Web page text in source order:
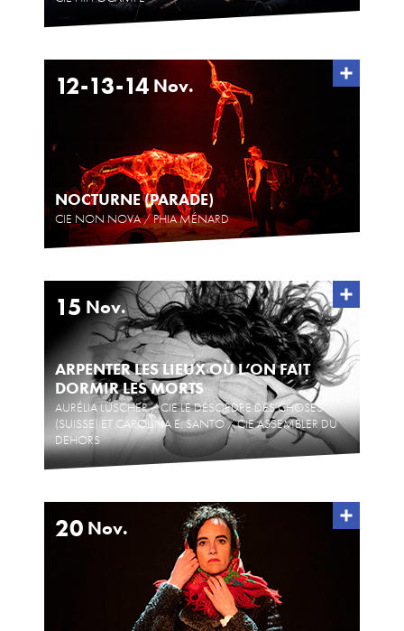
12-13-14 Nov.
NOCTURNE (PARADE)
CIE NON NOVA / PHIA MÉNARD
15 Nov.
ARPENTER LES LIEUX OÙ L’ON FAIT
DORMIR LES MORTS
AURÉLIA LÜSCHER / CIE LE DÉSORDRE DES CHOSES
(SUISSE) ET CAROLINA E. SANTO / CIE ASSEMBLER DU
DEHORS
20 Nov.